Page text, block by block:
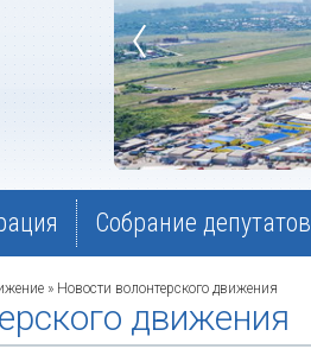
Собрание депутатов
» Новости волонтерского движения
движения